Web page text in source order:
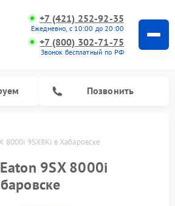
+7 (421) 252-92-35
Ежедневно, с 10:00 до 20:00
+7 (800) 302-71-75
Звонок бесплатный по РФ
Позвонить
8000i 9SX8Ki в Хабаровске
9SX 8000i